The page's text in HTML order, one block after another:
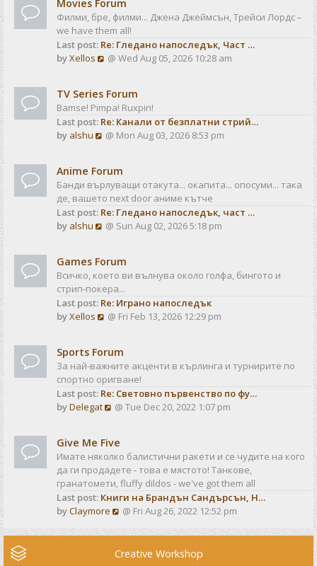
s
t
p
o
s
w
t
h
e
t
e
s
t
p
s
t
Movies Forum
Филми, бре, филми... Джена Джеймсън, Трейси Лордс –
we have them all!
Last post: Re: Гледано напоследък, Част …
byXellos
V
w
t
h
e
e
s
t
p
s
t
@ Wed Aug 05, 2026 10:28 am
TV Series Forum
Bamse! Pimpa! Ruxpin!
Last post: Re: Канали от безплатни стрий…
by alshu
V
w
t
h
e
e
s
t
p
o
t
@ Mon Aug 03, 2026 8:53 pm
Anime Forum
Банди върлуващи отакута... окапита... опосуми... така
де, вашето next door аниме кътче
Last post: Re: Гледано напоследък, част …
by alshu
V
w
t
h
e
l
e
s
t
p
o
t
@ Sun Aug 02, 2026 5:18 pm
Games Forum
Всичко, което ви вълнува около голфа, бингото и
стрип-покера...
Last post: Re: Играно напоследък
byXellos
V
w
t
h
e
l
t
e
s
t
p
o
s
t
@ Fri Feb 13, 2026 12:29 pm
Sports Forum
За най-важните акценти в кърлинга и турнирите по
спортно оригване!
Last post: Re: Световно първенство по фу…
byDelegat
V
w
t
h
e
l
a
t
s
@ Tue Dec 20, 2022 1:07 pm
Give Me Five
Имате няколко балистични ракети и се чудите на кого
да ги продадете - това е мястото! Танкове,
гранатомети, fluffy dildos - we've got them all
Last post: Книги на Брандън Сандърсън, Н…
byClaymore
V
e
w
@ Fri Aug 26, 2022 12:52 pm
Creative Workshop